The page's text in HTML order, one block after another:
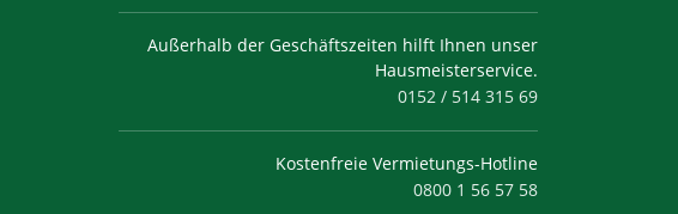
Außerhalb der Geschäftszeiten hilft Ihnen unser
Hausmeisterservice.
0152 / 514 315 69
Kostenfreie Vermietungs-Hotline
0800 1 56 57 58